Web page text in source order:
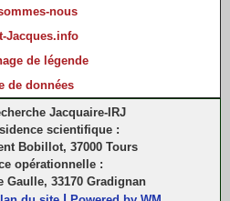
nous
Jacques.info
de légende
de données
Jacquaire-IRJ
scientifique :
Bobillot, 37000 Tours
opérationnelle :
Gaulle, 33170 Gradignan